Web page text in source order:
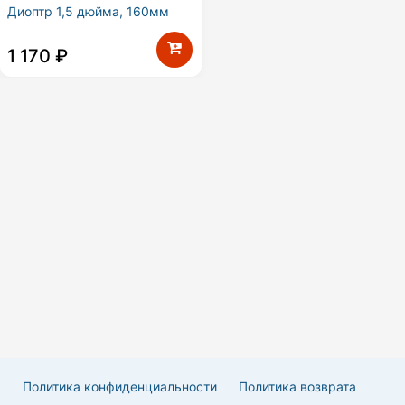
Диоптр 1,5 дюйма, 160мм
1 170 ₽
Политика конфиденциальности Политика возврата